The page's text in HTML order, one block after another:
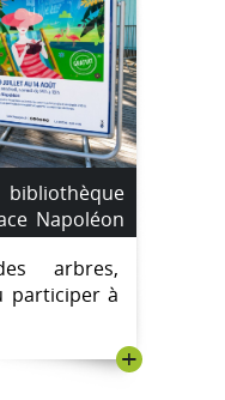
bibliothèque
Napoléon
arbres,
participer à
+